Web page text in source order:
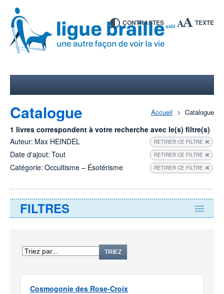
CONTRASTES TEXTE
Accueil Catalogue
Catalogue
1 livres correspondent à votre recherche avec le(s) filtre(s)
Auteur: Max HEINDEL RETIRER CE FILTRE
Date d'ajout: Tout RETIRER CE FILTRE
Catégorie: Occultisme – Ésotérisme RETIRER CE FILTRE
FILTRES
TRIEZ
Cosmogonie des Rose-Croix